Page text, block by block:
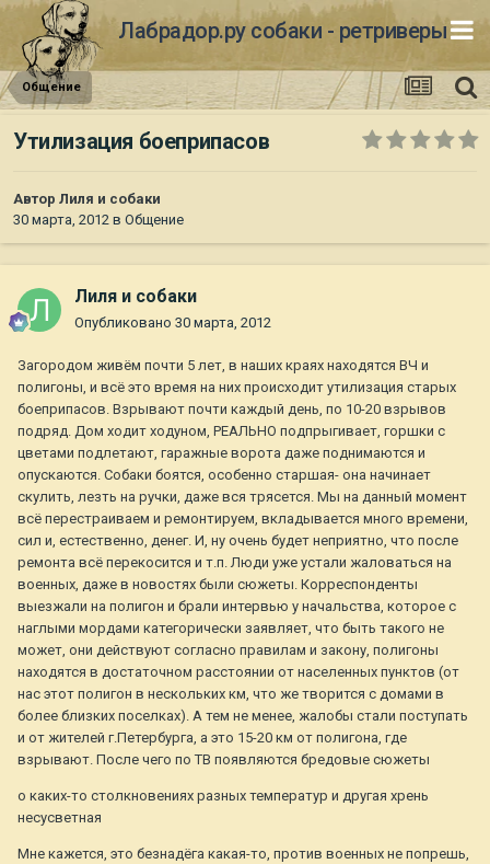
Лабрадор.ру собаки - ретриверы
Общение
Утилизация боеприпасов
Автор Лиля и собаки
30 марта, 2012 в Общение
Лиля и собаки
Опубликовано 30 марта, 2012
Загородом живём почти 5 лет, в наших краях находятся ВЧ и
полигоны, и всё это время на них происходит утилизация старых
боеприпасов. Взрывают почти каждый день, по 10-20 взрывов
подряд. Дом ходит ходуном, РЕАЛЬНО подпрыгивает, горшки с
цветами подлетают, гаражные ворота даже поднимаются и
опускаются. Собаки боятся, особенно старшая- она начинает
скулить, лезть на ручки, даже вся трясется. Мы на данный момент
всё перестраиваем и ремонтируем, вкладывается много времени,
сил и, естественно, денег. И, ну очень будет неприятно, что после
ремонта всё перекосится и т.п. Люди уже устали жаловаться на
военных, даже в новостях были сюжеты. Корреспонденты
выезжали на полигон и брали интервью у начальства, которое с
наглыми мордами категорически заявляет, что быть такого не
может, они действуют согласно правилам и закону, полигоны
находятся в достаточном расстоянии от населенных пунктов (от
нас этот полигон в нескольких км, что же творится с домами в
более близких поселках). А тем не менее, жалобы стали поступать
и от жителей г.Петербурга, а это 15-20 км от полигона, где
взрывают. После чего по ТВ появляются бредовые сюжеты
о каких-то столкновениях разных температур и другая хрень
несусветная
Мне кажется, это безнадёга какая-то, против военных не попрешь,